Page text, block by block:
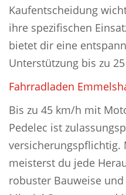
Kaufentscheidung
ihre spezifischen
bietet dir eine
Unterstützung bis zu
Fahrradladen
Bis zu 45 km/h mit
Pedelec ist
versicherungspflichtig.
meisterst du jede
robuster Bauweise